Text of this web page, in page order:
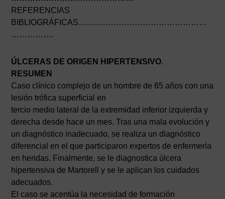
REFERENCIAS
BIBLIOGRÁFICAS…………………………………………
…………….
ÚLCERAS DE ORIGEN HIPERTENSIVO.
RESUMEN
Caso clínico complejo de un hombre de 65 años con una
lesión trófica superficial en
tercio medio lateral de la extremidad inferior izquierda y
derecha desde hace un mes. Tras una mala evolución y
un diagnóstico inadecuado, se realiza un diagnóstico
diferencial en el que participaron expertos de enfermería
en heridas. Finalmente, se le diagnostica úlcera
hipertensiva de Martorell y se le aplican los cuidados
adecuados.
El caso se acentúa la necesidad de formación